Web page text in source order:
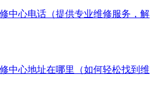
中心电话（提供专业维修服务，解
中心地址在哪里（如何轻松找到维